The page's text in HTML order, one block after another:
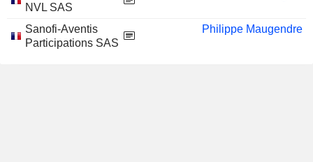
NVL SAS
Sanofi-Aventis
Participations SAS
Philippe Maugendre